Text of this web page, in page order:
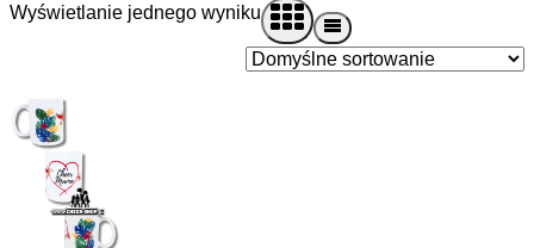
Wyświetlanie jednego wyniku